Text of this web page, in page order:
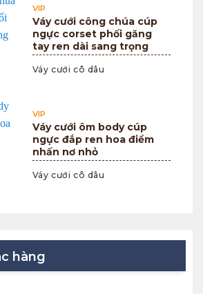
VIP
Váy cưới công chúa cúp
ngực corset phối găng
tay ren dài sang trọng
Váy cưới cô dâu
VIP
Váy cưới ôm body cúp
ngực đắp ren hoa điểm
nhấn nơ nhỏ
Váy cưới cô dâu
hàng